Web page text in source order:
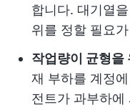
합니다. 대기열
위를 정할 필요
작업량이 균형을
재 부하를 계정
전트가 과부하에